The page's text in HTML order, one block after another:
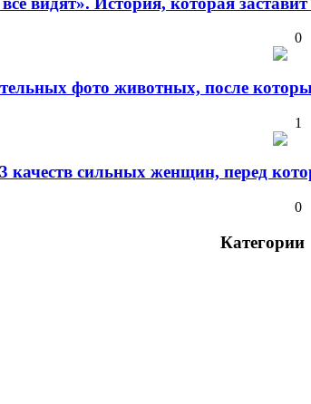
0
фото животных, после
1
качеств сильных женщин, перед
0
Категории